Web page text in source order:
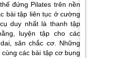
đứng Pilates trên nền
bài tập liên tục ở cường
duy nhất là thanh tập
luyện tập cho các
săn chắc cơ. Những
các bài tập cơ bụng